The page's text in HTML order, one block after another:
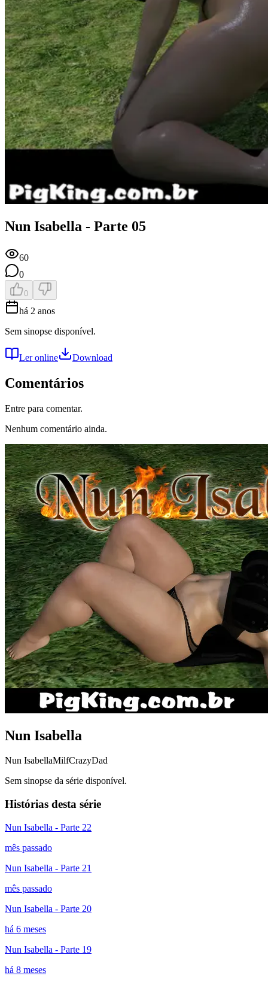
Nun Isabella - Parte 05
60
0
0
há 2 anos
Sem sinopse disponível.
Ler online Download
Comentários
Entre para comentar.
Nenhum comentário ainda.
Nun Isabella
Nun IsabellaMilfCrazyDad
Sem sinopse da série disponível.
Histórias desta série
Nun Isabella - Parte 22
mês passado
Nun Isabella - Parte 21
mês passado
Nun Isabella - Parte 20
há 6 meses
Nun Isabella - Parte 19
há 8 meses